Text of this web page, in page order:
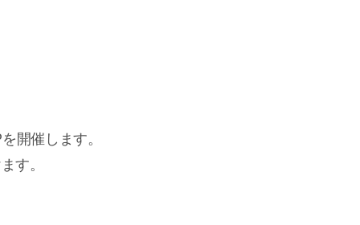
開催します。
す。